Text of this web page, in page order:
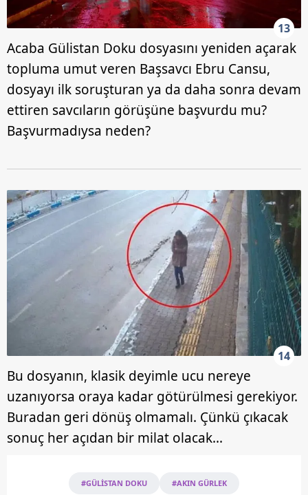
13
Acaba Gülistan Doku dosyasını yeniden açarak
topluma umut veren Başsavcı Ebru Cansu,
dosyayı ilk soruşturan ya da daha sonra devam
ettiren savcıların görüşüne başvurdu mu?
Başvurmadıysa neden?
14
Bu dosyanın, klasik deyimle ucu nereye
uzanıyorsa oraya kadar götürülmesi gerekiyor.
Buradan geri dönüş olmamalı. Çünkü çıkacak
sonuç her açıdan bir milat olacak...
#GÜLİSTAN DOKU #AKIN GÜRLEK